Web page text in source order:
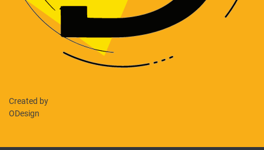
Created by
ODesign